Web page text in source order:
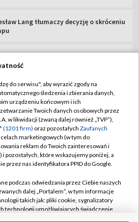
z mundialem. "Zasłużyliśmy
TVP
Abonament TVP
Sklep TVP
Biuro Reklamy
Oferta Handlowa
Emisja w TVP
Rada Programowa
Regulamin TVP
prywatności
Moje zgody
Biuro reklamy
Kanały
do serwisu", aby wyrazić zgody na
śledzenia i zbierania danych,
urządzeniu końcowym i ich
Twoich danych osobowych przez
w likwidacji (zwaną dalej również „TVP”),
(1201 firm) oraz pozostałych Zaufanych
celach marketingowych (w tym do
reklam do Twoich zainteresowań i
pozostałych, które wskazujemy poniżej, a
przez nas identyfikatora PPID do Google.
podczas odwiedzania przez Ciebie naszych
dalej „Portalem”, w tym informacje
takich jak: pliki cookie, sygnalizatory
technologii umożliwiających świadczenie